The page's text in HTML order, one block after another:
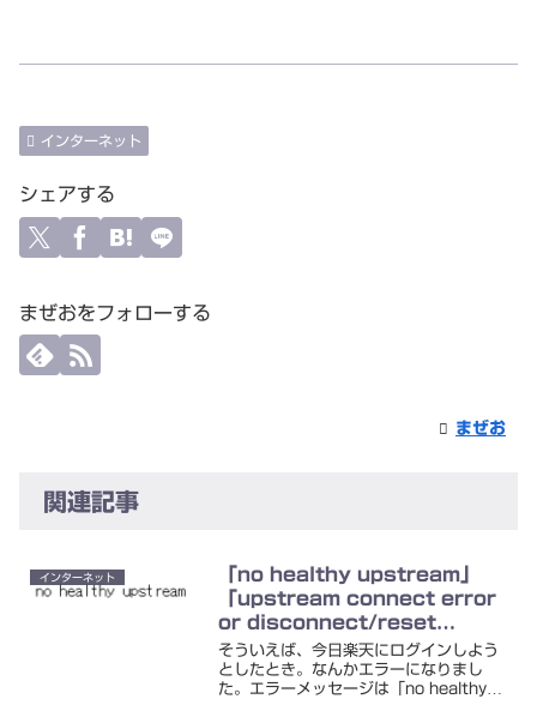
インターネット
シェアする
まぜおをフォローする
まぜお
関連記事
インターネット
「no healthy upstream」
「upstream connect error
or disconnect/reset
before headers. reset
reason: connection
failure」
そういえば、今日楽天にログインしよう
としたとき。なんかエラーになりまし
た。エラーメッセージは「no healthy